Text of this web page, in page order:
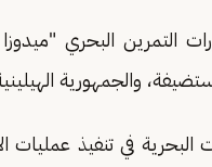
التمرين البحري "ميدوزا 14"، بمشاركة
والجمهورية
في تنفيذ عمليات